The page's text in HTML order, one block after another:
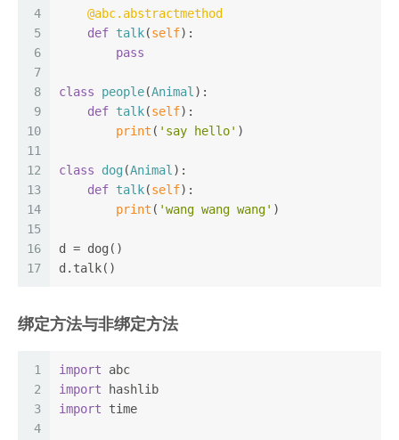
4
5
6
7
8
9
10
11
12
13
14
15
16
17
    @abc.abstractmethod
def talk(self):
pass
class people(Animal ):
def talk(self):
print ( 'say hello' )
class dog(Animal ):
def talk(self):
print ( 'wang wang wang' )
d = dog()
d.talk()
绑定方法与非绑定方法
1
2
3
4
import abc
import hashlib
import time